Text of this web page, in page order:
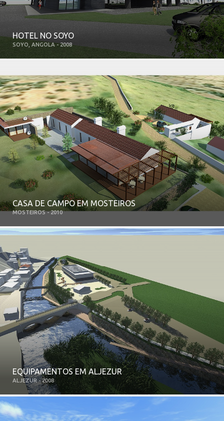
HOTEL NO SOYO
SOYO, ANGOLA - 2008
CASA DE CAMPO EM MOSTEIROS
MOSTEIROS - 2010
EQUIPAMENTOS EM ALJEZUR
ALJEZUR - 2008